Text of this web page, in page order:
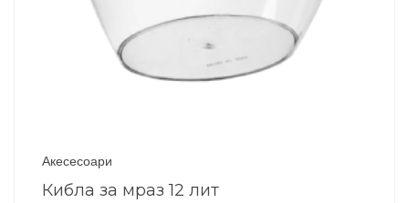
Акесесоари
Кибла за мраз 12 лит